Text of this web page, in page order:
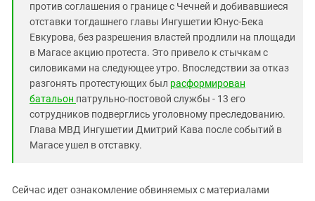
против соглашения о границе с Чечней и добивавшиеся
отставки тогдашнего главы Ингушетии Юнус-Бека
Евкурова, без разрешения властей продлили на площади
в Магасе акцию протеста. Это привело к стычкам с
силовиками на следующее утро. Впоследствии за отказ
разгонять протестующих был расформирован
батальон патрульно-постовой службы - 13 его
сотрудников подверглись уголовному преследованию.
Глава МВД Ингушетии Дмитрий Кава после событий в
Магасе ушел в отставку.
Сейчас идет ознакомление обвиняемых с материалами